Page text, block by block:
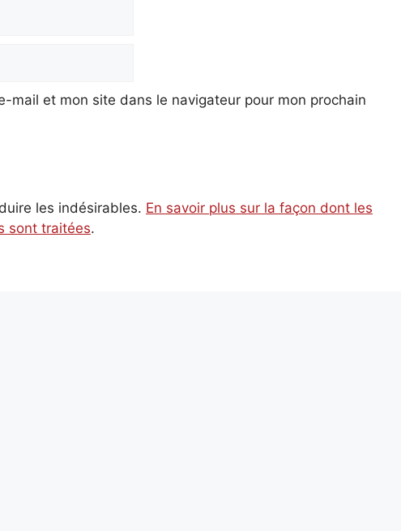
mail et mon site dans le navigateur pour mon prochain
les indésirables. En savoir plus sur la façon dont les
sont traitées.